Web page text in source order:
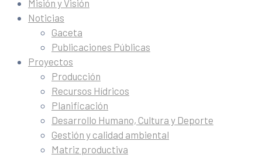
Misión y Visión
Noticias
Gaceta
Publicaciones Públicas
Proyectos
Producción
Recursos Hídricos
Planificación
Desarrollo Humano, Cultura y Deporte
Gestión y calidad ambiental
Matriz productiva